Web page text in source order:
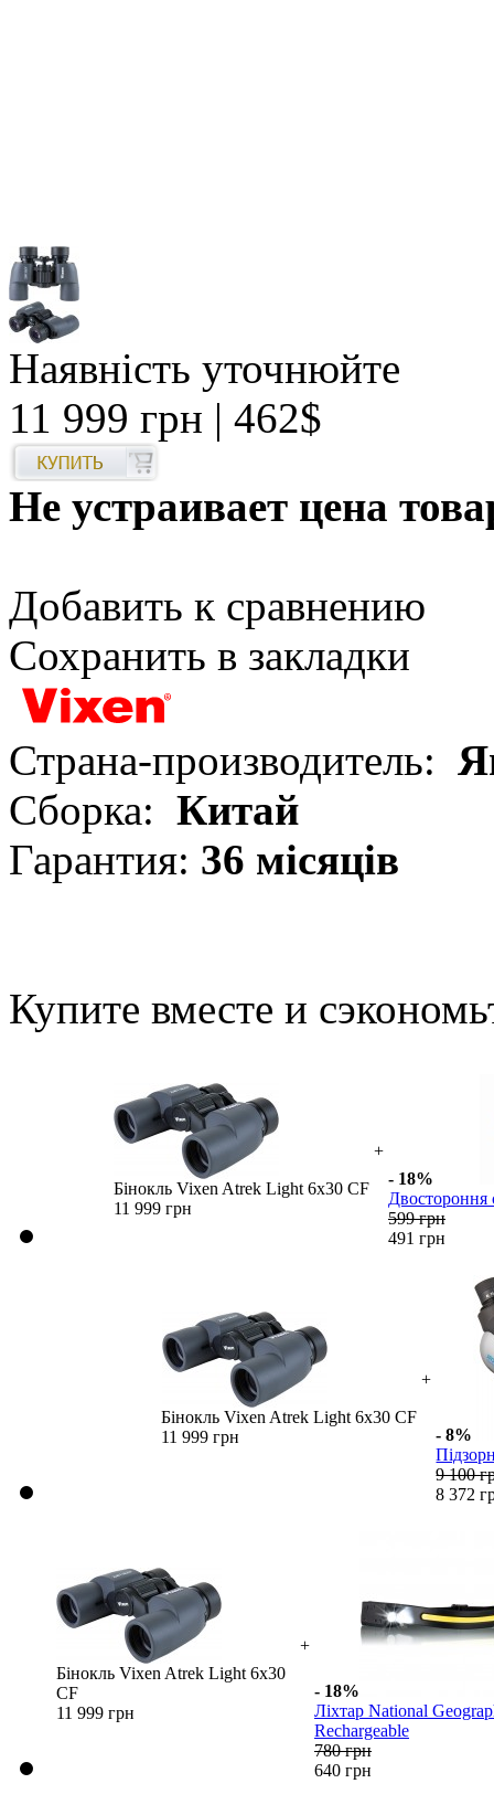
Наявність уточнюйте
11 999 грн | 462$
Не устраивает цена
Добавить к сравнению
Сохранить в закладки
Страна-производитель:
Сборка: Китай
Гарантия: 36 місяців
Купите вместе и
Бінокль Vixen Atrek Light 6х30 CF
11 999 грн
+
- 18%
Двостороння
599 грн
491 грн
Бінокль Vixen Atrek Light 6х30 CF
11 999 грн
+
- 8%
9 100
8 372
Бінокль Vixen Atrek Light 6х30
CF
11 999 грн
+
- 18%
Ліхтар National
Rechargeable
780 грн
640 грн